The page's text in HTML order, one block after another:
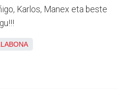
Karlos, Manex eta beste